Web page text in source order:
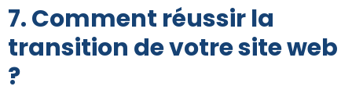
7. Comment réussir la
transition de votre site web
?